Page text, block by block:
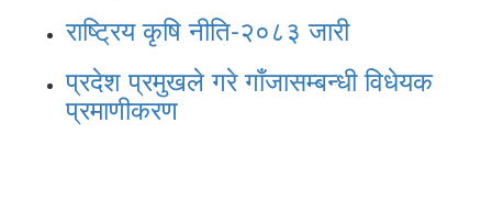
राष्ट्रिय कृषि नीति-२०८३ जारी
प्रदेश प्रमुखले गरे गाँजासम्बन्धी विधेयक
प्रमाणीकरण